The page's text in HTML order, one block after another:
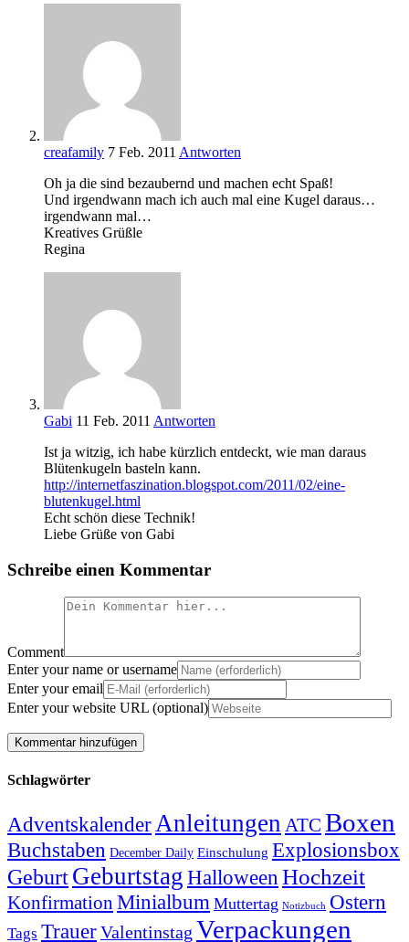
creafamily 7 Feb. 2011 Antworten
Oh ja die sind bezaubernd und machen echt Spaß!
Und irgendwann mach ich auch mal eine Kugel daraus…
irgendwann mal…
Kreatives Grüßle
Regina
Gabi 11 Feb. 2011 Antworten
Ist ja witzig, ich habe kürzlich entdeckt, wie man daraus
Blütenkugeln basteln kann.
http://internetfaszination.blogspot.com/2011/02/eine-
blutenkugel.html
Echt schön diese Technik!
Liebe Grüße von Gabi
Schreibe einen Kommentar
Comment
Enter your name or username
Enter your email
Enter your website URL (optional)
Schlagwörter
Adventskalender Anleitungen ATC Boxen
Buchstaben December Daily Einschulung Explosionsbox
GeburtGeburtstag Halloween Hochzeit
Konfirmation Minialbum Muttertag Notizbuch Ostern
Tags TrauerValentinstag Verpackungen